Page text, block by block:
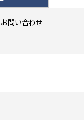
お問い合わせ